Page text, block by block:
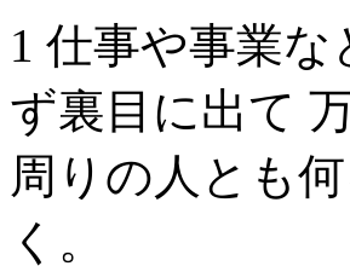
1 仕事や事業
ず裏目に出て
周りの人とも
く。